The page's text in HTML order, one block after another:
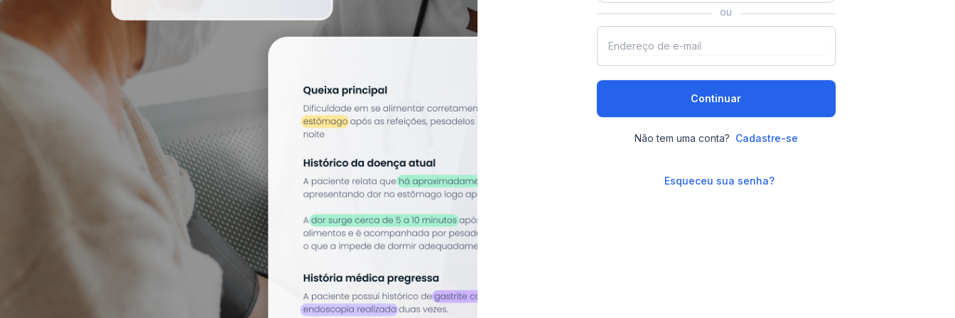
ou
Continuar
Não tem uma conta? Cadastre-se
Esqueceu sua senha?